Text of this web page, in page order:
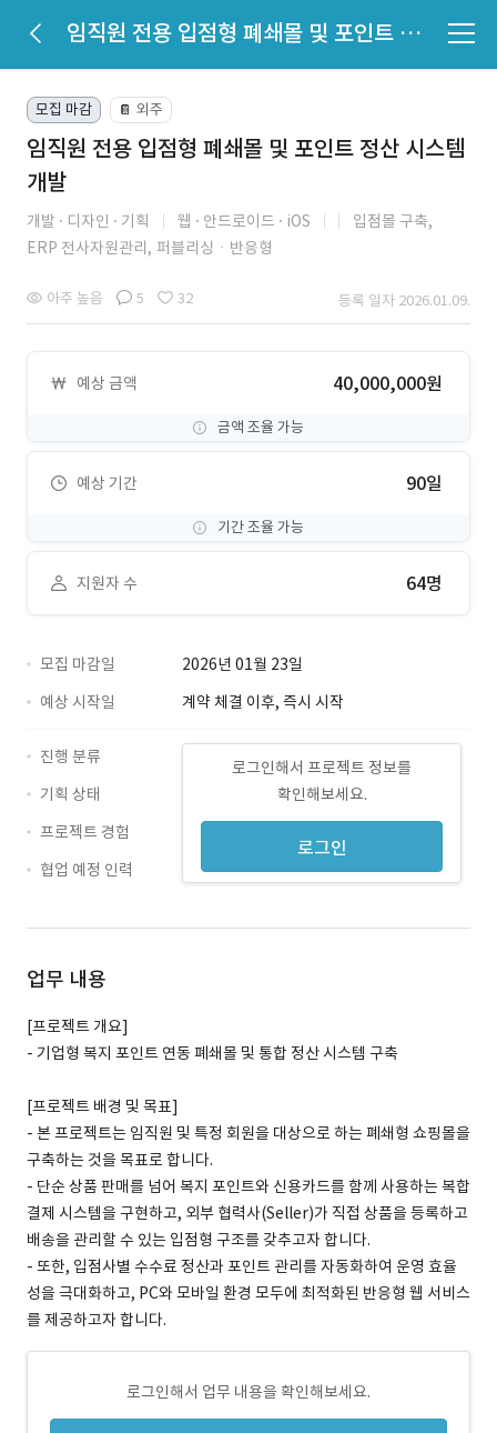
임직원 전용 입점형 폐쇄몰 및 포인트 정산 시스템 개발
모집 마감 📔 외주
임직원 전용 입점형 폐쇄몰 및 포인트 정산 시스템
개발
개발 디자인 기획 웹 안드로이드 iOS
입점몰 구축,
ERP 전사자원관리, 퍼블리싱ㆍ반응형
아주 높음 5 32 등록 일자 2026.01.09.
예상 금액 40,000,000원
금액 조율 가능
예상 기간 90일
기간 조율 가능
지원자 수 64명
모집 마감일
2026년 01월 23일
예상 시작일
계약 체결 이후, 즉시 시작
로그인해서 프로젝트 정보를
확인해보세요.
로그인
진행 분류
기획 상태
프로젝트 경험
협업 예정 인력
업무 내용
[프로젝트 개요]
- 기업형 복지 포인트 연동 폐쇄몰 및 통합 정산 시스템 구축
[프로젝트 배경 및 목표]
- 본 프로젝트는 임직원 및 특정 회원을 대상으로 하는 폐쇄형 쇼핑몰을
구축하는 것을 목표로 합니다.
- 단순 상품 판매를 넘어 복지 포인트와 신용카드를 함께 사용하는 복합
결제 시스템을 구현하고, 외부 협력사(Seller)가 직접 상품을 등록하고
배송을 관리할 수 있는 입점형 구조를 갖추고자 합니다.
- 또한, 입점사별 수수료 정산과 포인트 관리를 자동화하여 운영 효율
성을 극대화하고, PC와 모바일 환경 모두에 최적화된 반응형 웹 서비스
를 제공하고자 합니다.
로그인해서 업무 내용을 확인해보세요.